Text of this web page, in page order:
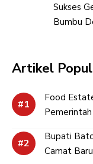
Sukses
Bumbu
Artikel
Food
Bupati
Camat Baru